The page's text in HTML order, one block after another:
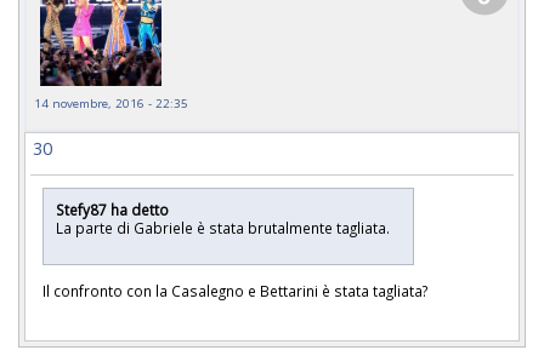
14 novembre, 2016 - 22:35
30
Stefy87 ha detto
La parte di Gabriele è stata brutalmente tagliata.
Il confronto con la Casalegno e Bettarini è stata tagliata?